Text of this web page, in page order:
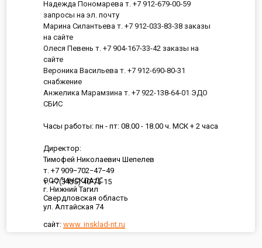
ООО "ИНСКЛАД"
г. Нижний Тагил
Свердловская область
ул. Алтайская 74
сайт: www. insklad-nt.ru
Надежда Пономарева т. +7 912-679-00-59
запросы на эл. почту
Марина Силантьева т. +7 912-033-83-38 заказы
на сайте
Олеся Певень т. +7 904-167-33-42 заказы на
сайте
Вероника Васильева т. +7 912-690-80-31
снабжение
Анжелика Марамзина т. +7 922-138-64-01 ЭДО
СБИС
Часы работы: пн - пт: 08.00 - 18.00 ч. МСК + 2 часа
Директор:
Тимофей Николаевич Шепелев
т. +7 909−702−47−49
т. +7(3435) 40-75-15